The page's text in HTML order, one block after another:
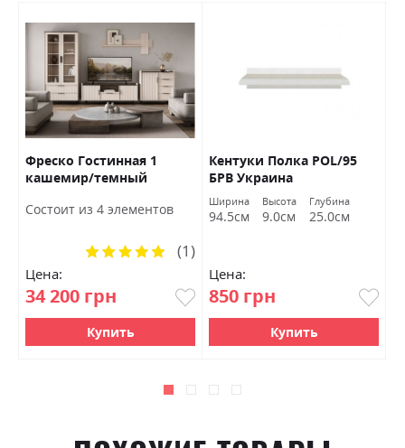
Фреско Гостинная 1
кашемир/темный
Состоит из 4 элементов
Цена:
34 200 грн
Рейтинг:
(1)
Купить
Кентуки Полка POL/95
БРВ Украина
Ширина
94.5см
Высота
9.0см
Глубина
25.0см
Цена:
850 грн
Купить